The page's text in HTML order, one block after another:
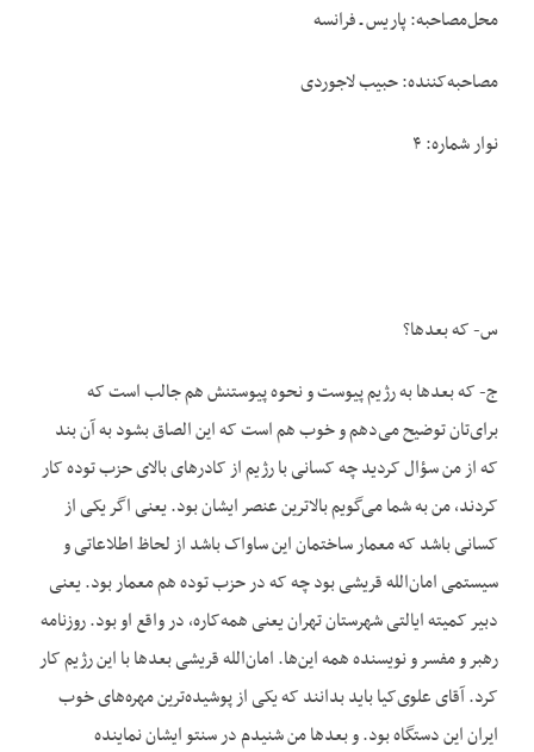
محل‌مصاحبه: پاریس ـ فرانسه
مصاحبه‌کننده: حبیب لاجوردی
نوار شماره: ۴
س- که بعدها؟
ج- که بعدها به رژیم پیوست و نحوه پیوستنش هم جالب است که
برای‌تان توضیح می‌دهم و خوب هم است که این الصاق بشود به آن بند
که از من سؤال کردید چه کسانی با رژیم از کادرهای بالای حزب توده کار
کردند، من به شما می‌گویم بالاترین عنصر ایشان بود. یعنی اگر یکی از
کسانی باشد که معمار ساختمان این ساواک باشد از لحاظ اطلاعاتی و
سیستمی امان‌الله قریشی بود چه که در حزب توده هم معمار بود. یعنی
دبیر کمیته ایالتی شهرستان تهران یعنی همه‌کاره، در واقع او بود. روزنامه
رهبر و مفسر و نویسنده همه این‌ها. امان‌الله قریشی بعدها با این رژیم کار
کرد. آقای علوی‌کیا باید بدانند که یکی از پوشیده‌ترین مهره‌های خوب
ایران این دستگاه بود. و بعدها من شنیدم در سنتو ایشان نماینده